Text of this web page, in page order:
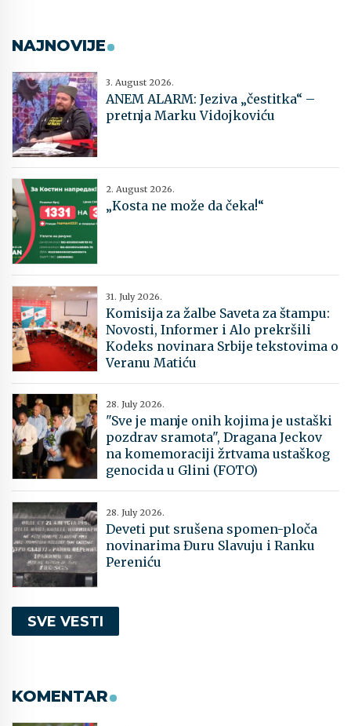
NAJNOVIJE
3. August 2026.
ANEM ALARM: Jeziva „čestitka“ –
pretnja Marku Vidojkoviću
2. August 2026.
„Kosta ne može da čeka!“
31. July 2026.
Komisija za žalbe Saveta za štampu:
Novosti, Informer i Alo prekršili
Kodeks novinara Srbije tekstovima o
Veranu Matiću
28. July 2026.
"Sve je manje onih kojima je ustaški
pozdrav sramota", Dragana Jeckov
na komemoraciji žrtvama ustaškog
genocida u Glini (FOTO)
28. July 2026.
Deveti put srušena spomen-ploča
novinarima Đuru Slavuju i Ranku
Pereniću
SVE VESTI
KOMENTAR